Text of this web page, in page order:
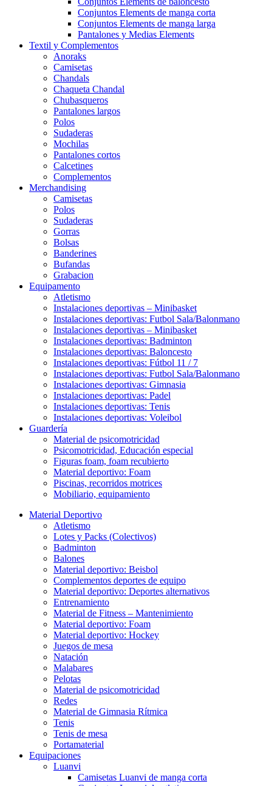
Conjuntos Elements de manga corta
Conjuntos Elements de manga larga
Pantalones y Medias Elements
Textil y Complementos
Anoraks
Camisetas
Chandals
Chaqueta Chandal
Chubasqueros
Pantalones largos
Polos
Sudaderas
Mochilas
Pantalones cortos
Calcetines
Complementos
Merchandising
Camisetas
Polos
Sudaderas
Gorras
Bolsas
Banderines
Bufandas
Grabacion
Equipamento
Atletismo
Instalaciones deportivas – Minibasket
Instalaciones deportivas: Futbol Sala/Balonmano
Instalaciones deportivas – Minibasket
Instalaciones deportivas: Badminton
Instalaciones deportivas: Baloncesto
Instalaciones deportivas: Fútbol 11 / 7
Instalaciones deportivas: Futbol Sala/Balonmano
Instalaciones deportivas: Gimnasia
Instalaciones deportivas: Padel
Instalaciones deportivas: Tenis
Instalaciones deportivas: Voleibol
Guardería
Material de psicomotricidad
Psicomotricidad, Educación especial
Figuras foam, foam recubierto
Material deportivo: Foam
Piscinas, recorridos motrices
Mobiliario, equipamiento
Material Deportivo
Atletismo
Lotes y Packs (Colectivos)
Badminton
Balones
Material deportivo: Beisbol
Complementos deportes de equipo
Material deportivo: Deportes alternativos
Entrenamiento
Material de Fitness – Mantenimiento
Material deportivo: Foam
Material deportivo: Hockey
Juegos de mesa
Natación
Malabares
Pelotas
Material de psicomotricidad
Redes
Material de Gimnasia Rítmica
Tenis
Tenis de mesa
Portamaterial
Equipaciones
Luanvi
Camisetas Luanvi de manga corta